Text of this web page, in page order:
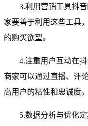
3.利用营销工具抖
家要善于利用这些工具
的购买欲望。
4.注重用户互动在
商家可以通过直播、评
高用户的粘性和忠诚度。
5.数据分析与优化